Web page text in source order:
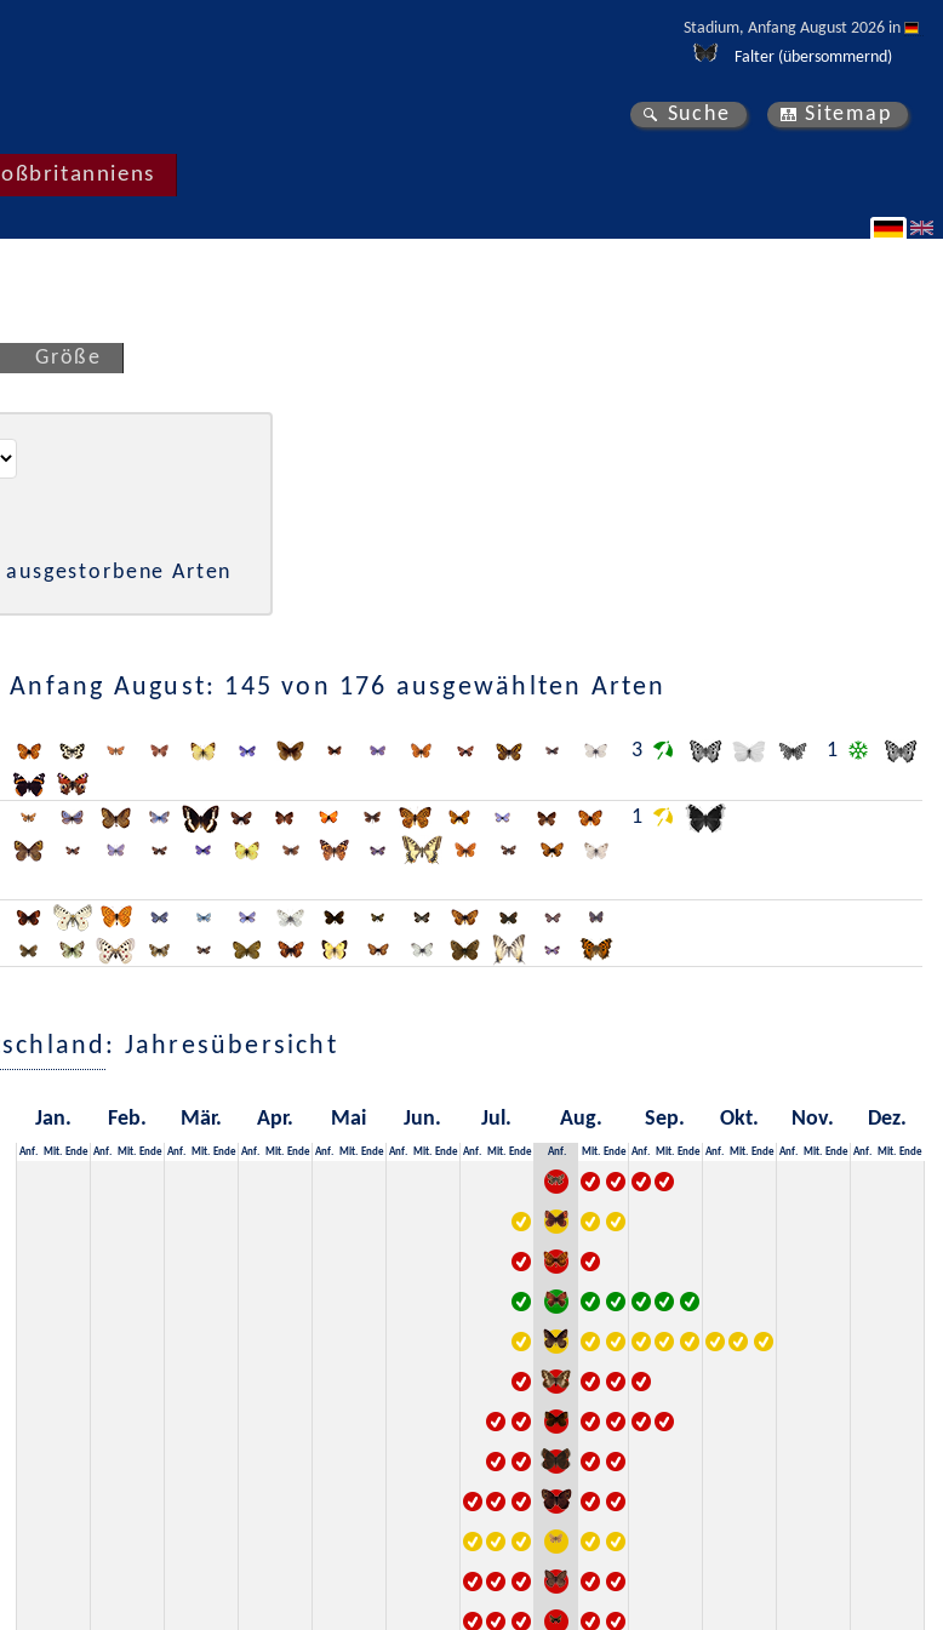
Stadium, Anfang August 2026 in
Falter (übersommernd)
Suche Sitemap
Größe
ausgestorbene Arten
Anfang August: 145 von 176 ausgewählten Arten
3 1
1
: Jahresübersicht
Jan. Feb. Mär. Apr. Mai Jun. Jul. Aug. Sep. Okt. Nov. Dez.
Anf. Mit. Ende Anf. Mit. Ende Anf. Mit. Ende Anf. Mit. Ende Anf. Mit. Ende Anf. Mit. Ende Anf. Mit. Ende Anf. Mit. Ende Anf. Mit. Ende Anf. Mit. Ende Anf. Mit. Ende Anf. Mit. Ende